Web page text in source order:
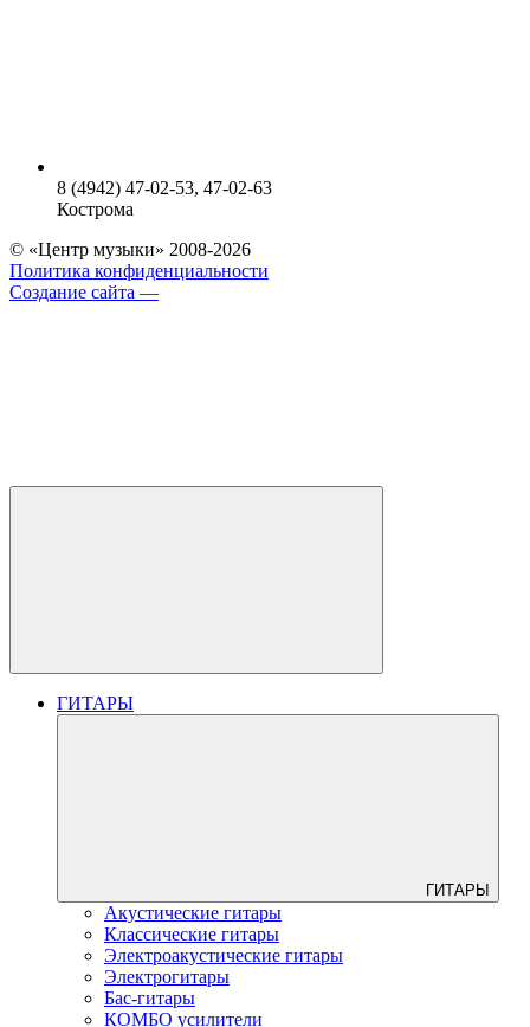
8 (4942) 47-02-53, 47-02-63
Кострома
© «Центр музыки» 2008-2026
Политика конфиденциальности
Создание сайта —
ГИТАРЫ
ГИТАРЫ
Акустические гитары
Классические гитары
Электроакустические гитары
Электрогитары
Бас-гитары
КОМБО усилители